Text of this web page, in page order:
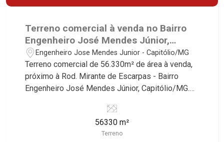
Terreno comercial à venda no Bairro
Engenheiro José Mendes Júnior,
próximo à Rod. Mirante de Escarpas -
Capitólio/MG.
Engenheiro Jose Mendes Junior - Capitólio/MG
Terreno comercial de 56.330m² de área à venda,
próximo à Rod. Mirante de Escarpas - Bairro
Engenheiro José Mendes Júnior, Capitólio/MG.
Martinelli Imobiliária selecionou para você: -
56.330m² de área terreno - Aclive - Vista
56330 m²
Terreno